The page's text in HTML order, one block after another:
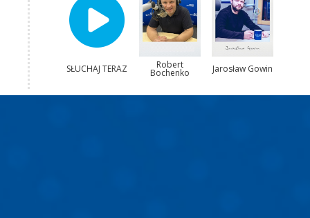
SŁUCHAJ TERAZ Robert
Bochenko Jarosław Gowin